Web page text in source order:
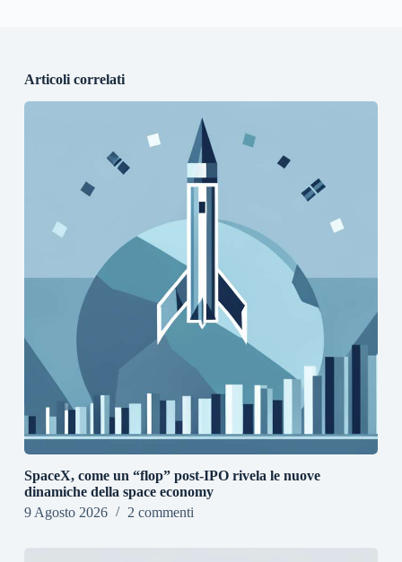
Articoli correlati
SpaceX, come un “flop” post-IPO rivela le nuove
dinamiche della space economy
9 Agosto 2026
2 commenti